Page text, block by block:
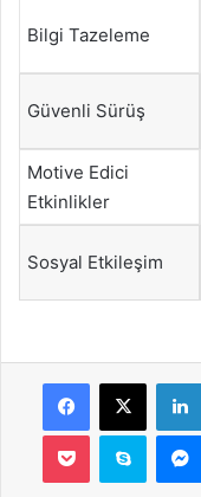
Bilgi Tazeleme
Güvenli Sürüş
Motive Edici
Etkinlikler
Sosyal Etkileşim
Facebook
X
Pocket Skype